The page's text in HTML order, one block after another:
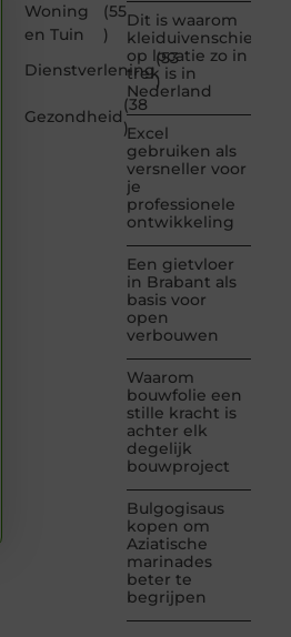
Woning
en Tuin
(55
)
Dienstverlening
(53
)
Gezondheid
(38
)
Dit is waarom
kleiduivenschieten
op locatie zo in
trek is in
Nederland
Excel
gebruiken als
versneller voor
je
professionele
ontwikkeling
Een gietvloer
in Brabant als
basis voor
open
verbouwen
Waarom
bouwfolie een
stille kracht is
achter elk
degelijk
bouwproject
Bulgogisaus
kopen om
Aziatische
marinades
beter te
begrijpen